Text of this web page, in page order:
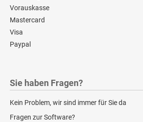
Vorauskasse
Mastercard
Visa
Paypal
Sie haben Fragen?
Kein Problem, wir sind immer für Sie da
Fragen zur Software?